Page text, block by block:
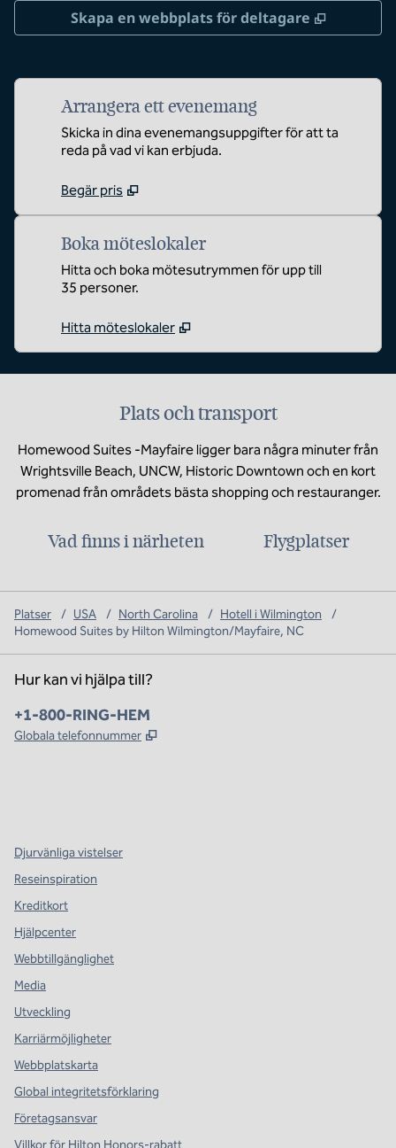
Skapa en webbplats för deltagare
,
Arrangera ett evenemang
Skicka in dina evenemangsuppgifter för att ta
reda på vad vi kan erbjuda.
Begär pris
Boka möteslokaler
Hitta och boka mötesutrymmen för upp till
35 personer.
Hitta möteslokaler
Plats och transport
Homewood Suites -Mayfaire ligger bara några minuter från
Wrightsville Beach, UNCW, Historic Downtown och en kort
promenad från områdets bästa shopping och restauranger.
Vad finns i närheten Flygplatser
Platser / USA / North Carolina / Hotell i Wilmington
/
Homewood Suites by Hilton Wilmington/Mayfaire, NC
Hur kan vi hjälpa till?
Telefon:
+1-800-RING-HEM
Globala telefonnummer ,
Djurvänliga vistelser
Reseinspiration
Kreditkort
Hjälpcenter
Webbtillgänglighet
Media
Utveckling
Karriärmöjligheter
Webbplatskarta
Global integritetsförklaring
Företagsansvar
Villkor för Hilton Honors-rabatt